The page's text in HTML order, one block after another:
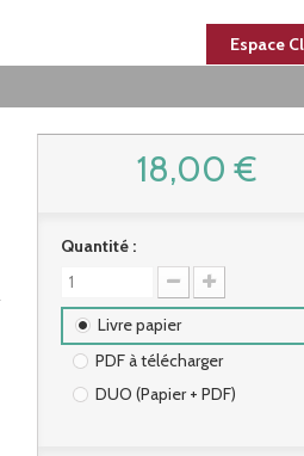
Espace
18,00 €
Quantité :
Livre papier
PDF à télécharger
DUO (Papier + PDF)